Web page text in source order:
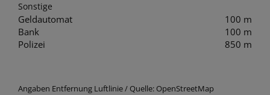
Sonstige
Geldautomat
100 m
Bank
100 m
Polizei
850 m
Angaben Entfernung Luftlinie / Quelle: OpenStreetMap